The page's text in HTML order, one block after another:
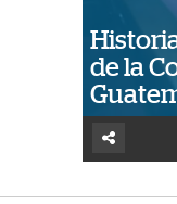
de la